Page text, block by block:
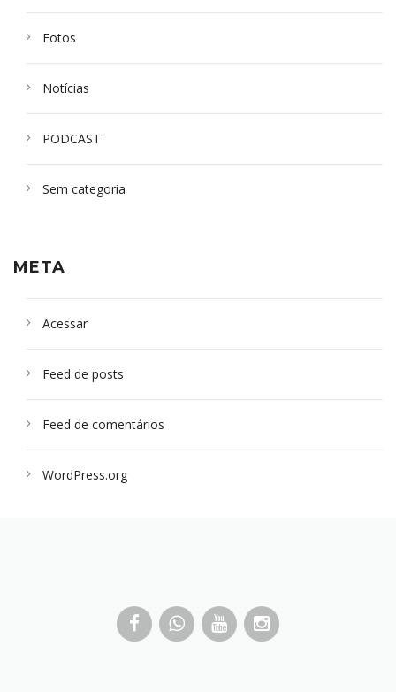
Fotos
Notícias
PODCAST
Sem categoria
META
Acessar
Feed de posts
Feed de comentários
WordPress.org